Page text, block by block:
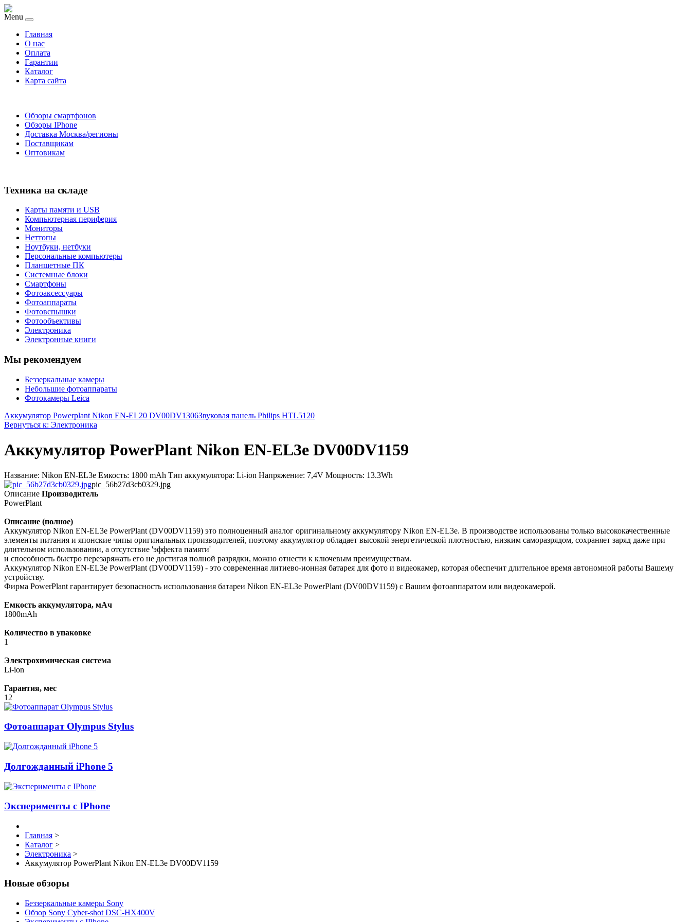
Menu
Главная
O нас
Оплата
Гарантии
Каталог
Карта сайта
Обзоры смартфонов
Обзоры IPhone
Доставка Москва/регионы
Поставщикам
Оптовикам
Техника на складе
Карты памяти и USB
Компьютерная периферия
Мониторы
Неттопы
Ноутбуки, нетбуки
Персональные компьютеры
Планшетные ПК
Системные блоки
Смартфоны
Фотоаксессуары
Фотоаппараты
Фотовспышки
Фотообъективы
Электроника
Электронные книги
Мы рекомендуем
Беззеркальные камеры
Небольшие фотоаппараты
Фотокамеры Leica
Аккумулятор Powerplant Nikon EN-EL20 DV00DV1306Звуковая панель Philips HTL5120
Вернуться к: Электроника
Аккумулятор PowerPlant Nikon EN-EL3e DV00DV1159
Название: Nikon EN-EL3e Емкость: 1800 mAh Тип аккумулятора: Li-ion Напряжение: 7,4V Мощность: 13.3Wh
pic_56b27d3cb0329.jpg
Описание Производитель
PowerPlant
Описание (полное)
Аккумулятор Nikon EN-EL3e PowerPlant (DV00DV1159) это полноценный аналог оригинальному аккумулятору Nikon EN-EL3e. В производстве использованы только высококачественные
элементы питания и японские чипы оригинальных производителей, поэтому аккумулятор обладает высокой энергетической плотностью, низким саморазрядом, сохраняет заряд даже при
длительном использовании, а отсутствие 'эффекта памяти'
и способность быстро перезаряжать его не достигая полной разрядки, можно отнести к ключевым преимуществам.
Аккумулятор Nikon EN-EL3e PowerPlant (DV00DV1159) - это современная литиево-ионная батарея для фото и видеокамер, которая обеспечит длительное время автономной работы Вашему
устройству.
Фирма PowerPlant гарантирует безопасность использования батареи Nikon EN-EL3e PowerPlant (DV00DV1159) c Вашим фотоаппаратом или видеокамерой.
Емкость аккумулятора, мАч
1800mAh
Количество в упаковке
1
Электрохимическая система
Li-ion
Гарантия, мес
12
Фотоаппарат Olympus Stylus
Долгожданный iPhone 5
Эксперименты с IPhone
Главная >
Каталог >
Электроника >
Аккумулятор PowerPlant Nikon EN-EL3e DV00DV1159
Новые обзоры
Беззеркальные камеры Sony
Обзор Sony Cyber-shot DSC-HX400V